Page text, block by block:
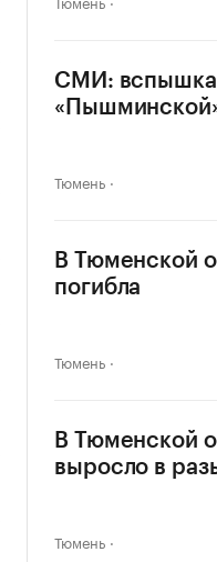
СМИ: вспышка
Тюмень
В Тюменской
погибла
Тюмень
В Тюменской
выросло в
Тюмень